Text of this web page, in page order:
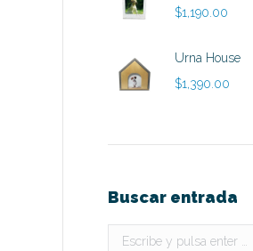
$1,190.00
Urna House
$1,390.00
Buscar entrada
Buscar: